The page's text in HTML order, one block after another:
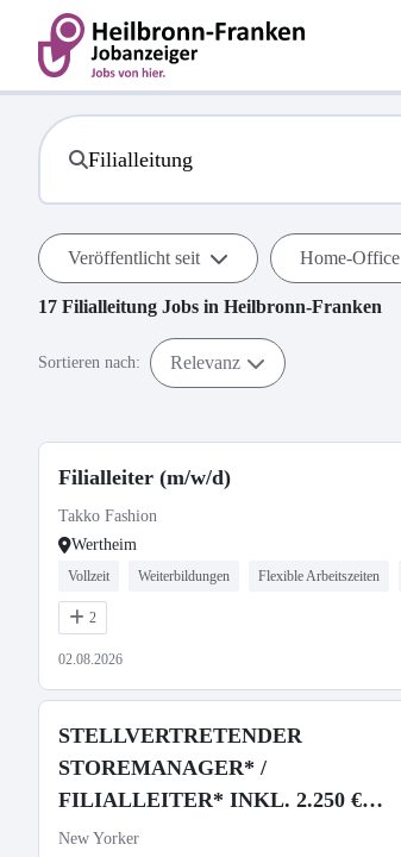
Veröffentlicht seit Home-Office
17 Filialleitung Jobs in Heilbronn-Franken
Sortieren nach: Relevanz
Filialleiter (m/w/d)
Takko Fashion
Wertheim
Vollzeit Weiterbildungen Flexible Arbeitszeiten
2
02.08.2026
STELLVERTRETENDER
STOREMANAGER* /
FILIALLEITER* INKL. 2.250 €
WILLKOMMENSPRÄMIE
New Yorker